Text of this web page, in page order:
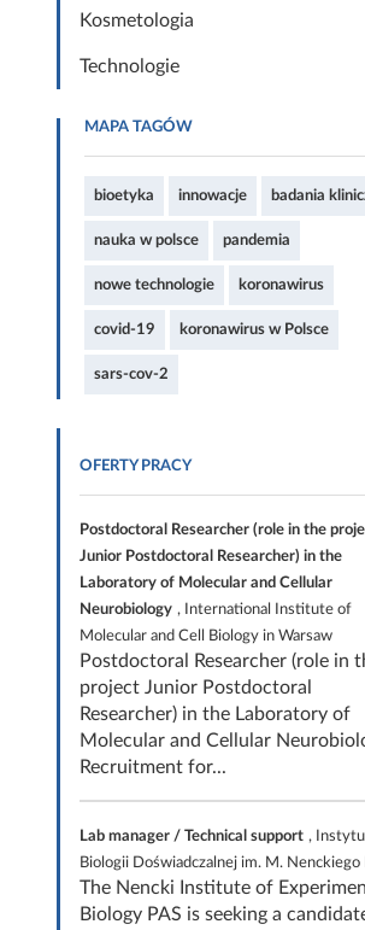
Kosmetologia
Technologie
MAPA TAGÓW
bioetyka innowacje badania
nauka w polsce pandemia
nowe technologie koronawirus
covid-19 koronawirus w Polsce
sars-cov-2
OFERTY PRACY
Postdoctoral Researcher (role in the
Junior Postdoctoral Researcher) in the
Laboratory of Molecular and Cellular
Neurobiology , International Institute of
Molecular and Cell Biology in Warsaw
Postdoctoral Researcher (role in
project Junior Postdoctoral
Researcher) in the Laboratory of
Molecular and Cellular
Recruitment for...
Lab manager / Technical support ,
Biologii Doświadczalnej im. M. Nenckiego
The Nencki Institute of
Biology PAS is seeking a